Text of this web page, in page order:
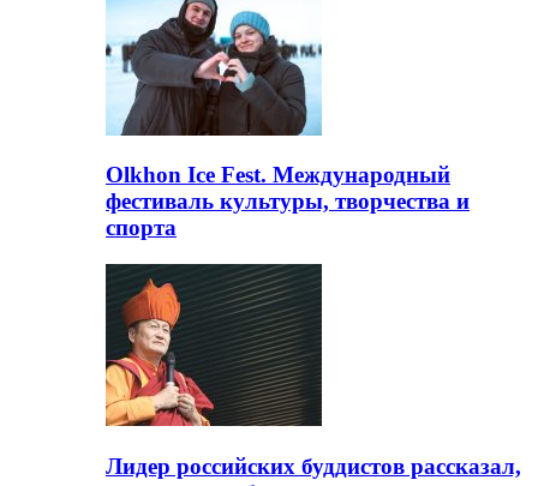
Olkhon Ice Fest. Международный
фестиваль культуры, творчества и
спорта
Лидер российских буддистов рассказал,